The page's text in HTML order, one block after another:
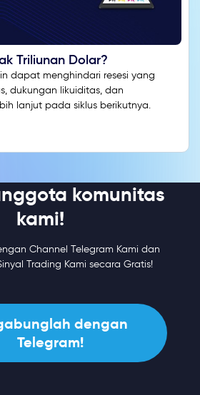
Triliunan Dolar?
dapat menghindari resesi yang
dukungan likuiditas, dan
lanjut pada siklus berikutnya.
komunitas
kami!
Channel Telegram Kami dan
Trading Kami secara Gratis!
dengan
Telegram!